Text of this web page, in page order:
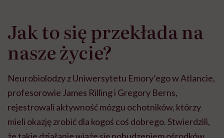
Jak to się przekłada na
nasze życie?
Neurobiolodzy z Uniwersytetu Emory’ego w Atlancie,
profesorowie James Rilling i Gregory Berns,
rejestrowali aktywność mózgu ochotników, którzy
mieli okazję zrobić dla kogoś coś dobrego. Stwierdzili,